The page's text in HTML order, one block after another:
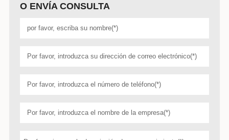
O ENVÍA CONSULTA